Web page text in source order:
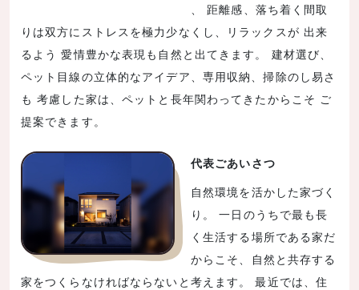
、 距離感、落ち着く間取
りは双方にストレスを極力少なくし、リラックスが 出来
るよう 愛情豊かな表現も自然と出てきます。 建材選び、
ペット目線の立体的なアイデア、専用収納、掃除のし易さ
も 考慮した家は、ペットと長年関わってきたからこそ ご
提案できます。
代表ごあいさつ
自然環境を活かした家づく
り。 一日のうちで最も長
く生活する場所である家だ
からこそ、自然と共存する
家をつくらなければならないと考えます。 最近では、住